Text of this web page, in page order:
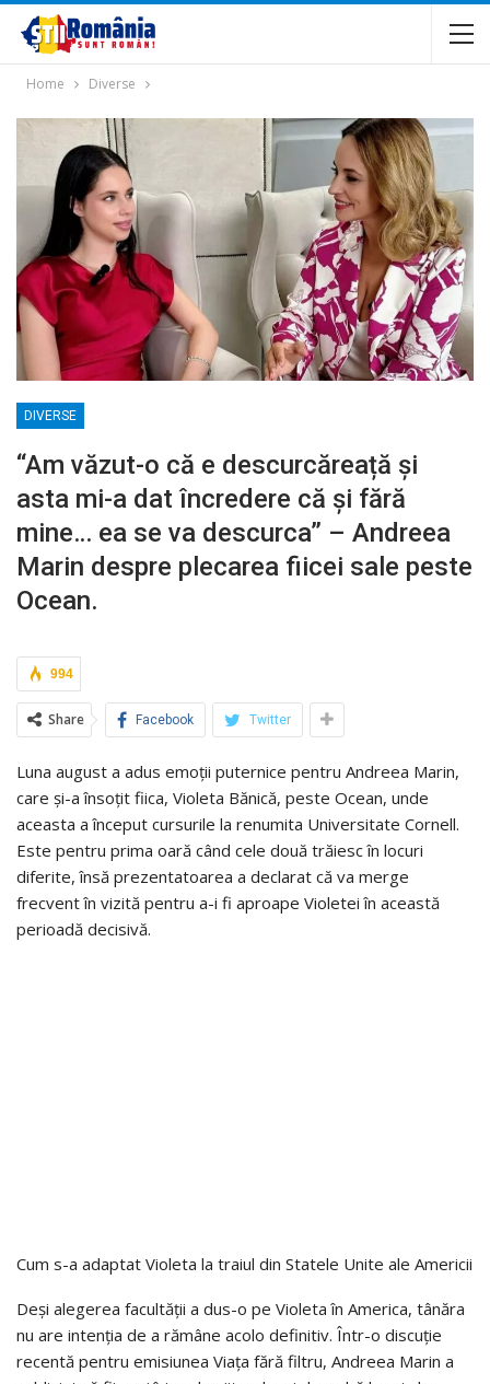
Home Diverse
DIVERSE
“Am văzut-o că e descurcăreață și
asta mi-a dat încredere că și fără
mine… ea se va descurca” – Andreea
Marin despre plecarea fiicei sale peste
Ocean.
994
Share Facebook Twitter
Luna august a adus emoții puternice pentru Andreea Marin,
care și-a însoțit fiica, Violeta Bănică, peste Ocean, unde
aceasta a început cursurile la renumita Universitate Cornell.
Este pentru prima oară când cele două trăiesc în locuri
diferite, însă prezentatoarea a declarat că va merge
frecvent în vizită pentru a-i fi aproape Violetei în această
perioadă decisivă.
Cum s-a adaptat Violeta la traiul din Statele Unite ale Americii
Deși alegerea facultății a dus-o pe Violeta în America, tânăra
nu are intenția de a rămâne acolo definitiv. Într-o discuție
recentă pentru emisiunea Viața fără filtru, Andreea Marin a